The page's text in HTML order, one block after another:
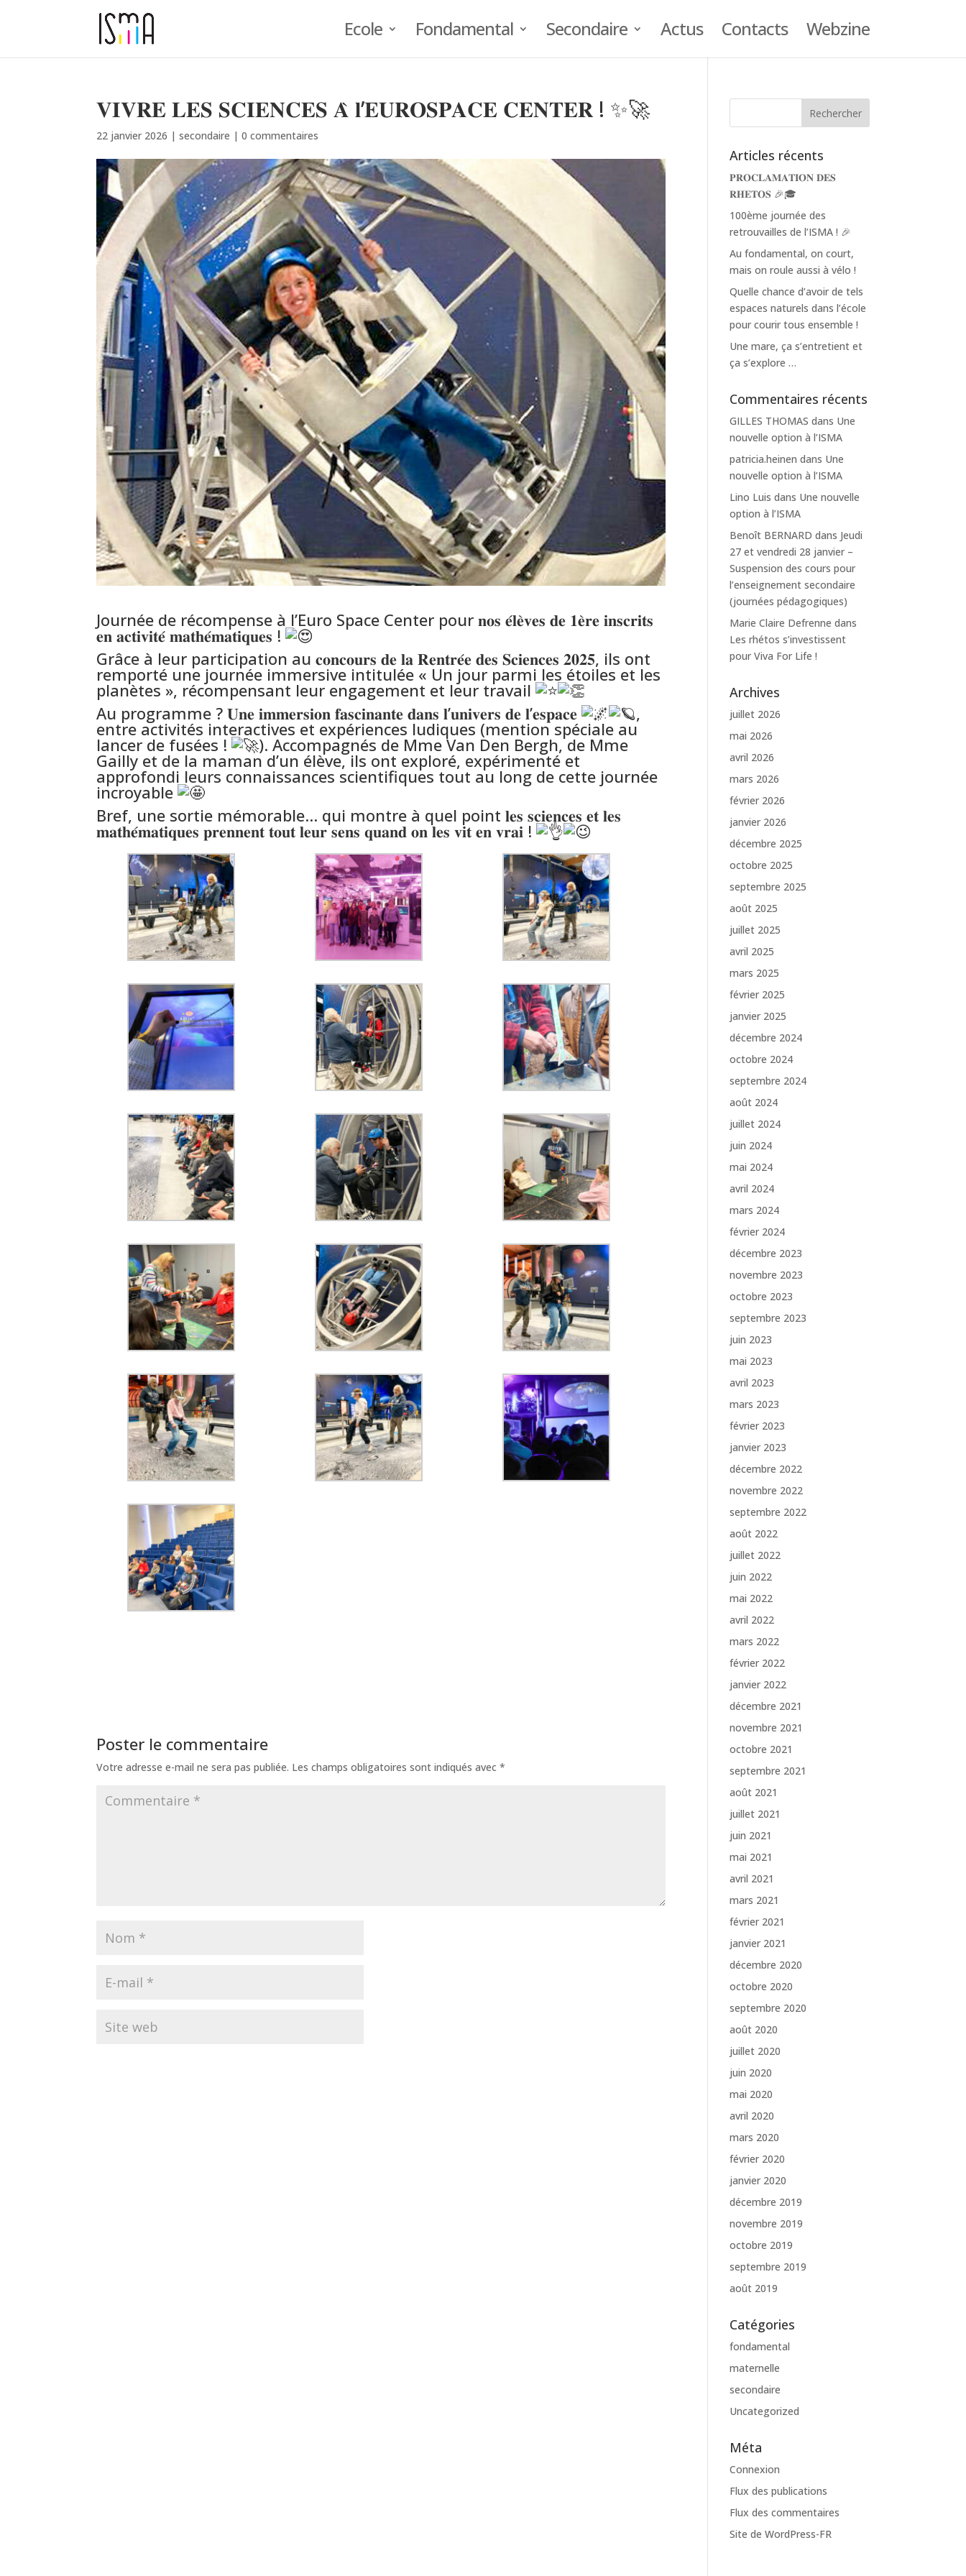
Ecole Fondamental Secondaire Actus Contacts Webzine
𝐕𝐈𝐕𝐑𝐄 𝐋𝐄𝐒 𝐒𝐂𝐈𝐄𝐍𝐂𝐄𝐒 𝐀̀ 𝐥’𝐄𝐔𝐑𝐎𝐒𝐏𝐀𝐂𝐄 𝐂𝐄𝐍𝐓𝐄𝐑 ! ✨🚀
22 janvier 2026 |secondaire |0 commentaires
Journée de récompense à l’Euro Space Center pour 𝐧𝐨𝐬 𝐞́𝐥𝐞̀𝐯𝐞𝐬 𝐝𝐞 𝟏𝐞̀𝐫𝐞 𝐢𝐧𝐬𝐜𝐫𝐢𝐭𝐬
𝐞𝐧 𝐚𝐜𝐭𝐢𝐯𝐢𝐭𝐞́ 𝐦𝐚𝐭𝐡𝐞́𝐦𝐚𝐭𝐢𝐪𝐮𝐞𝐬 !
Grâce à leur participation au 𝐜𝐨𝐧𝐜𝐨𝐮𝐫𝐬 𝐝𝐞 𝐥𝐚 𝐑𝐞𝐧𝐭𝐫𝐞́𝐞 𝐝𝐞𝐬 𝐒𝐜𝐢𝐞𝐧𝐜𝐞𝐬 𝟐𝟎𝟐𝟓, ils ont
remporté une journée immersive intitulée « Un jour parmi les étoiles et les
planètes », récompensant leur engagement et leur travail
Au programme ? 𝐔𝐧𝐞 𝐢𝐦𝐦𝐞𝐫𝐬𝐢𝐨𝐧 𝐟𝐚𝐬𝐜𝐢𝐧𝐚𝐧𝐭𝐞 𝐝𝐚𝐧𝐬 𝐥’𝐮𝐧𝐢𝐯𝐞𝐫𝐬 𝐝𝐞 𝐥’𝐞𝐬𝐩𝐚𝐜𝐞
,
entre activités interactives et expériences ludiques (mention spéciale au
lancer de fusées ! ). Accompagnés de Mme Van Den Bergh, de Mme
Gailly et de la maman d’un élève, ils ont exploré, expérimenté et
approfondi leurs connaissances scientifiques tout au long de cette journée
incroyable
Bref, une sortie mémorable… qui montre à quel point 𝐥𝐞𝐬 𝐬𝐜𝐢𝐞𝐧𝐜𝐞𝐬 𝐞𝐭 𝐥𝐞𝐬
𝐦𝐚𝐭𝐡𝐞́𝐦𝐚𝐭𝐢𝐪𝐮𝐞𝐬 𝐩𝐫𝐞𝐧𝐧𝐞𝐧𝐭 𝐭𝐨𝐮𝐭 𝐥𝐞𝐮𝐫 𝐬𝐞𝐧𝐬 𝐪𝐮𝐚𝐧𝐝 𝐨𝐧 𝐥𝐞𝐬 𝐯𝐢𝐭 𝐞𝐧 𝐯𝐫𝐚𝐢 !
Poster le commentaire
Votre adresse e-mail ne sera pas publiée. Les champs obligatoires sont indiqués avec*
Articles récents
𝐏𝐑𝐎𝐂𝐋𝐀𝐌𝐀𝐓𝐈𝐎𝐍 𝐃𝐄𝐒
𝐑𝐇𝐄𝐓𝐎𝐒 🎉🎓
100ème journée des
retrouvailles de l’ISMA ! 🎉
Au fondamental, on court,
mais on roule aussi à vélo !
Quelle chance d’avoir de tels
espaces naturels dans l’école
pour courir tous ensemble !
Une mare, ça s’entretient et
ça s’explore …
Commentaires récents
GILLES THOMAS dans Une
nouvelle option à l’ISMA
patricia.heinen dans Une
nouvelle option à l’ISMA
Lino Luis dans Une nouvelle
option à l’ISMA
Benoît BERNARD dans Jeudi
27 et vendredi 28 janvier –
Suspension des cours pour
l’enseignement secondaire
(journées pédagogiques)
Marie Claire Defrenne dans
Les rhétos s’investissent
pour Viva For Life !
Archives
juillet 2026
mai 2026
avril 2026
mars 2026
février 2026
janvier 2026
décembre 2025
octobre 2025
septembre 2025
août 2025
juillet 2025
avril 2025
mars 2025
février 2025
janvier 2025
décembre 2024
octobre 2024
septembre 2024
août 2024
juillet 2024
juin 2024
mai 2024
avril 2024
mars 2024
février 2024
décembre 2023
novembre 2023
octobre 2023
septembre 2023
juin 2023
mai 2023
avril 2023
mars 2023
février 2023
janvier 2023
décembre 2022
novembre 2022
septembre 2022
août 2022
juillet 2022
juin 2022
mai 2022
avril 2022
mars 2022
février 2022
janvier 2022
décembre 2021
novembre 2021
octobre 2021
septembre 2021
août 2021
juillet 2021
juin 2021
mai 2021
avril 2021
mars 2021
février 2021
janvier 2021
décembre 2020
octobre 2020
septembre 2020
août 2020
juillet 2020
juin 2020
mai 2020
avril 2020
mars 2020
février 2020
janvier 2020
décembre 2019
novembre 2019
octobre 2019
septembre 2019
août 2019
Catégories
fondamental
maternelle
secondaire
Uncategorized
Méta
Connexion
Flux des publications
Flux des commentaires
Site de WordPress-FR